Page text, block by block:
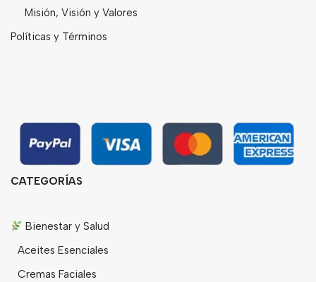
Misión, Visión y Valores
Políticas y Términos
CATEGORÍAS
Bienestar y Salud
Aceites Esenciales
Cremas Faciales